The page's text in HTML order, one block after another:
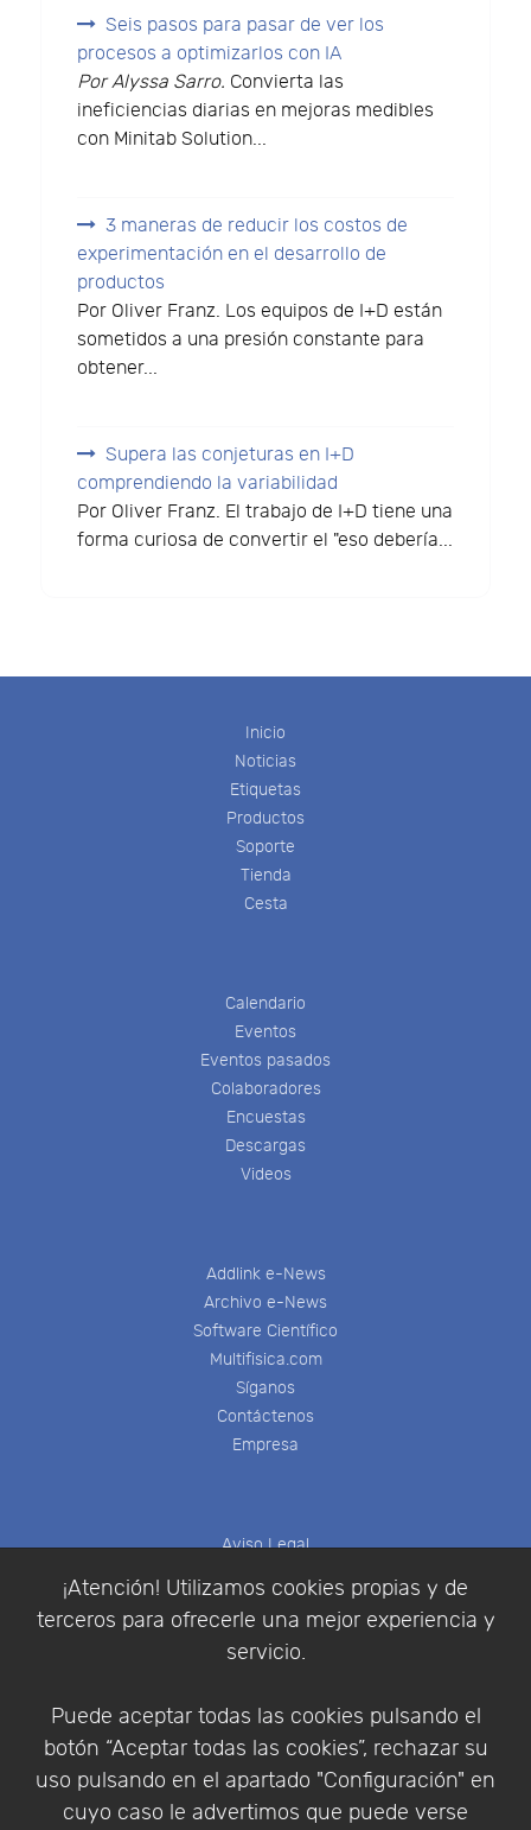
¡Atención! Utilizamos cookies propias y de
terceros para ofrecerle una mejor experiencia y
servicio.
Puede aceptar todas las cookies pulsando el
botón “Aceptar todas las cookies”, rechazar su
uso pulsando en el apartado "Configuración" en
cuyo caso le advertimos que puede verse
Seis pasos para pasar de ver los
procesos a optimizarlos con IA
Por Alyssa Sarro. Convierta las
ineficiencias diarias en mejoras medibles
con Minitab Solution...
3 maneras de reducir los costos de
experimentación en el desarrollo de
productos
Por Oliver Franz. Los equipos de I+D están
sometidos a una presión constante para
obtener...
Supera las conjeturas en I+D
comprendiendo la variabilidad
Por Oliver Franz. El trabajo de I+D tiene una
forma curiosa de convertir el "eso debería...
Inicio
Noticias
Etiquetas
Productos
Soporte
Tienda
Cesta
Calendario
Eventos
Eventos pasados
Colaboradores
Encuestas
Descargas
Videos
Addlink e-News
Archivo e-News
Software Científico
Multifisica.com
Síganos
Contáctenos
Empresa
Aviso Legal
Política de Privacidad
Condiciones de compra
Identificarse